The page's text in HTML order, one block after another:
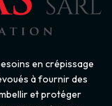
en crépissage
à fournir des
et protéger